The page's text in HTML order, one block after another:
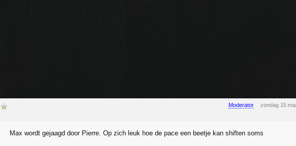
Moderator zondag 15
Max wordt gejaagd door Pierre. Op zich leuk hoe de pace een beetje kan shiften soms